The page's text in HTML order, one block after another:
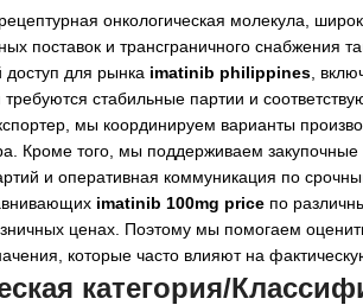
онкологическая молекула,
поставок и трансграничного снабжения
для рынка imatinib philippines ,
стабильные партии и
мы координируем варианты
Кроме того, мы поддерживаем
и оперативная коммуникация по
imatinib 100mg price по
ценах. Поэтому мы помогаем
которые часто влияют на
категория/